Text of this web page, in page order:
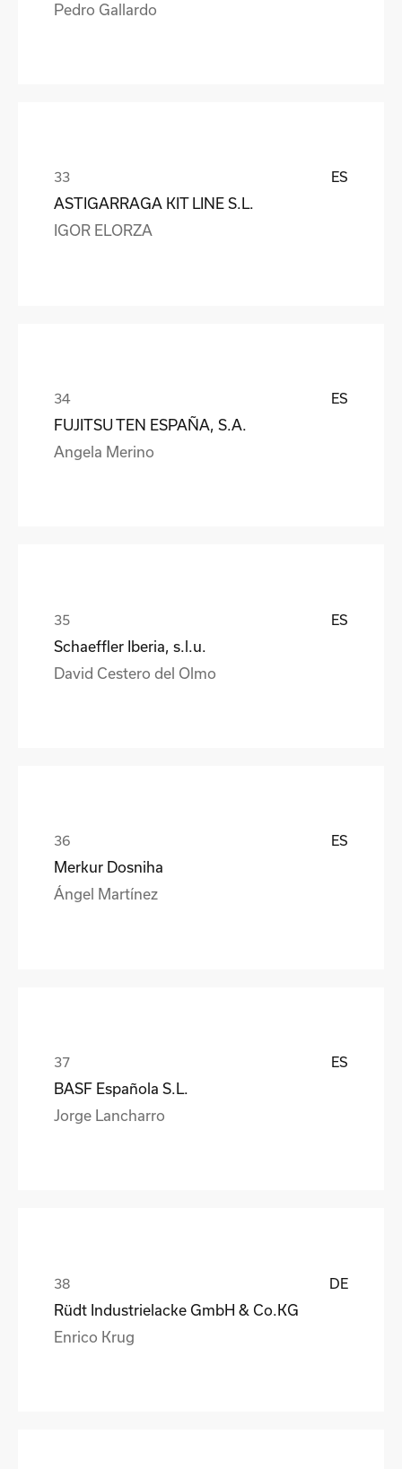
Pedro Gallardo
ES
ASTIGARRAGA KIT LINE S.L.
IGOR ELORZA
ES
FUJITSU TEN ESPAÑA, S.A.
Angela Merino
ES
Schaeffler Iberia, s.l.u.
David Cestero del Olmo
ES
Merkur Dosniha
Ángel Martínez
ES
BASF Española S.L.
Jorge Lancharro
DE
Rüdt Industrielacke GmbH & Co.KG
Enrico Krug